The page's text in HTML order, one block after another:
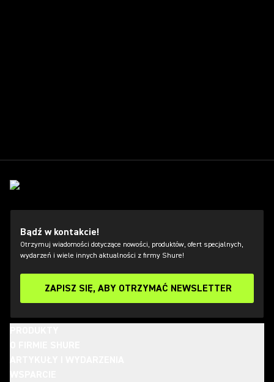
Bądź w kontakcie!
Otrzymuj wiadomości dotyczące nowości, produktów, ofert specjalnych,
wydarzeń i wiele innych aktualności z firmy Shure!
ZAPISZ SIĘ, ABY OTRZYMAĆ NEWSLETTER